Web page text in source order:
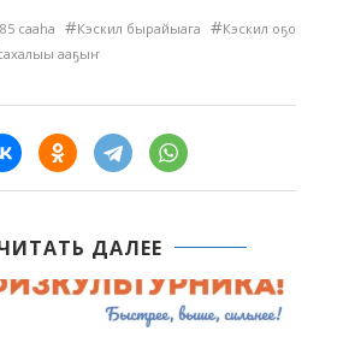
сааһа #Кэскил бырайыага #Кэскил оҕо
ааҕыҥ
ДАЛЕЕ